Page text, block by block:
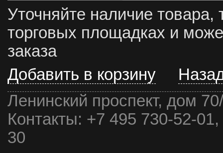
Уточняйте наличие товара,
торговых площадках и
заказа
Добавить в корзину
Ленинский проспект, дом
Контакты: +7 495 730-52-
30